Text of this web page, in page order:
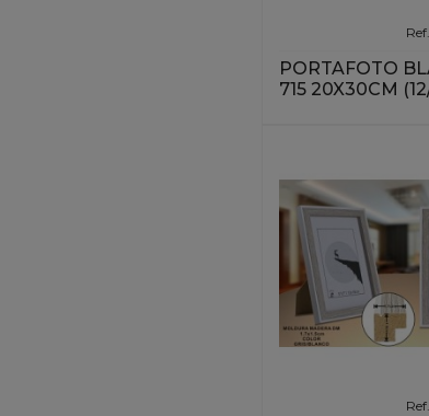
PORTAFOTO
715 20X30CM